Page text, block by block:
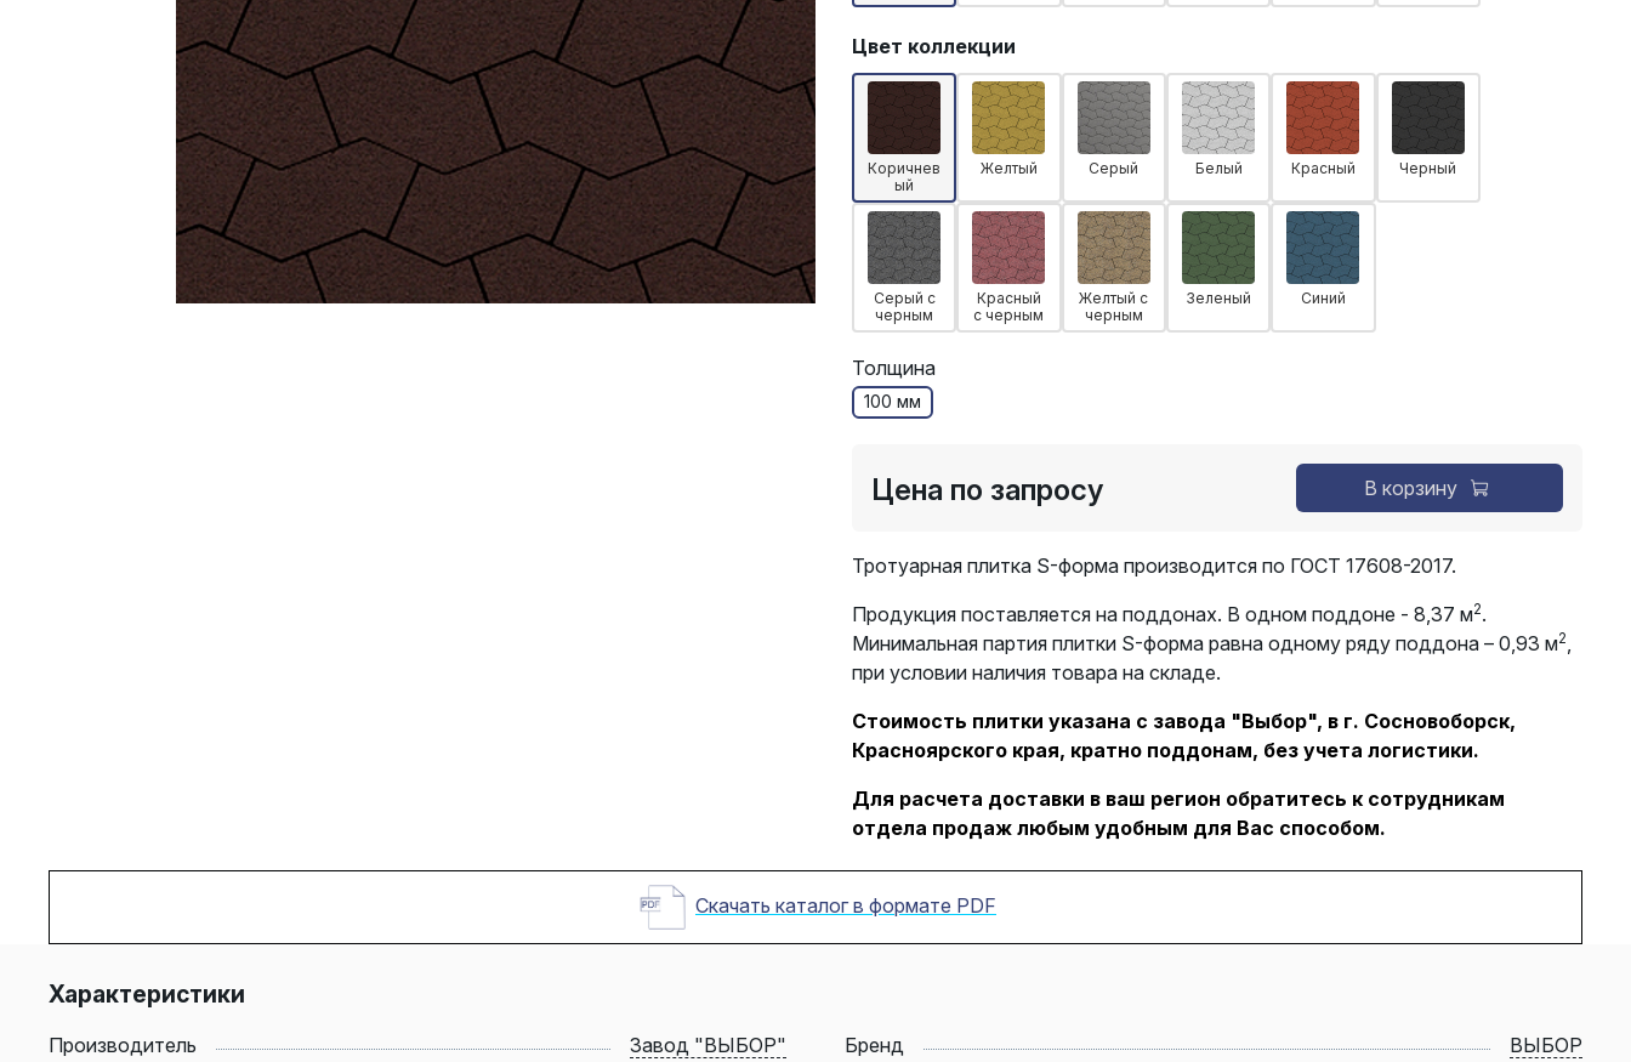
Цвет коллекции
Коричнев
ый
Желтый Серый Белый Красный Черный
Серый с
черным
Красный
с черным
Желтый с
черным
Зеленый Синий
Толщина
100 мм
Цена по запросу В корзину
Тротуарная плитка S-форма производится по ГОСТ 17608-2017.
Продукция поставляется на поддонах. В одном поддоне - 8,37 м2.
Минимальная партия плитки S-форма равна одному ряду поддона – 0,93 м2,
при условии наличия товара на складе.
Стоимость плитки указана с завода "Выбор", в г. Сосновоборск,
Красноярского края, кратно поддонам, без учета логистики.
Для расчета доставки в ваш регион обратитесь к сотрудникам
отдела продаж любым удобным для Вас способом.
Скачать каталог в формате PDF
Характеристики
Производитель Завод "ВЫБОР" Бренд
ВЫБОР